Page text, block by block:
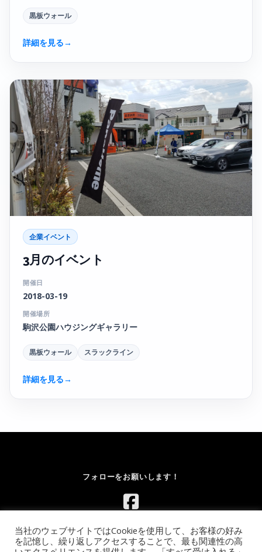
黒板ウォール
詳細を見る→
企業イベント
3月のイベント
開催日
2018-03-19
開催場所
駒沢公園ハウジングギャラリー
黒板ウォール スラックライン
詳細を見る→
フォローをお願いします！
当社のウェブサイトではCookieを使用して、お客様の好み
を記憶し、繰り返しアクセスすることで、最も関連性の高